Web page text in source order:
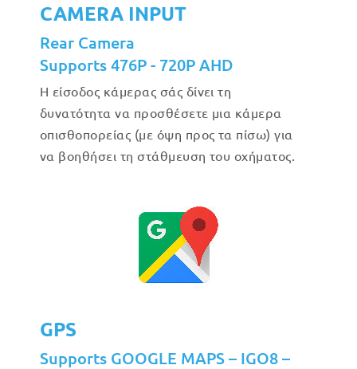
CAMERA INPUT
Rear Camera
Supports 476P - 720P AHD
Η είσοδος κάμερας σάς δίνει τη
δυνατότητα να προσθέσετε μια κάμερα
οπισθοπορείας (με όψη προς τα πίσω) για
να βοηθήσει τη στάθμευση του οχήματος.
GPS
Supports GOOGLE MAPS – IGO8 –